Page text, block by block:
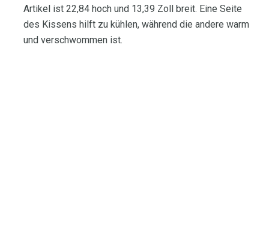
Artikel ist 22,84 hoch und 13,39 Zoll breit. Eine Seite
des Kissens hilft zu kühlen, während die andere warm
und verschwommen ist.